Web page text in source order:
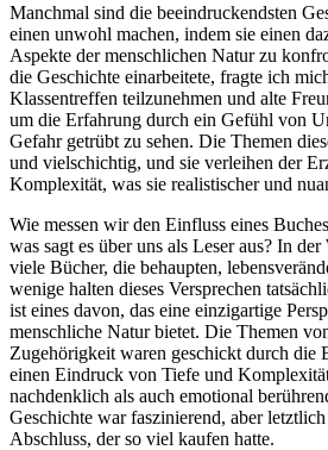
Manchmal sind die beeindruckendsten
einen unwohl machen, indem sie einen
Aspekte der menschlichen Natur zu
die Geschichte einarbeitete, fragte ich
Klassentreffen teilzunehmen und alte
um die Erfahrung durch ein Gefühl von
Gefahr getrübt zu sehen. Die Themen
und vielschichtig, und sie verleihen der
Komplexität, was sie realistischer und
Wie messen wir den Einfluss eines
was sagt es über uns als Leser aus? In
viele Bücher, die behaupten,
wenige halten dieses Versprechen
ist eines davon, das eine einzigartige
menschliche Natur bietet. Die Themen
Zugehörigkeit waren geschickt durch die
einen Eindruck von Tiefe und
nachdenklich als auch emotional
Geschichte war faszinierend, aber
Abschluss, der so viel kaufen hatte.